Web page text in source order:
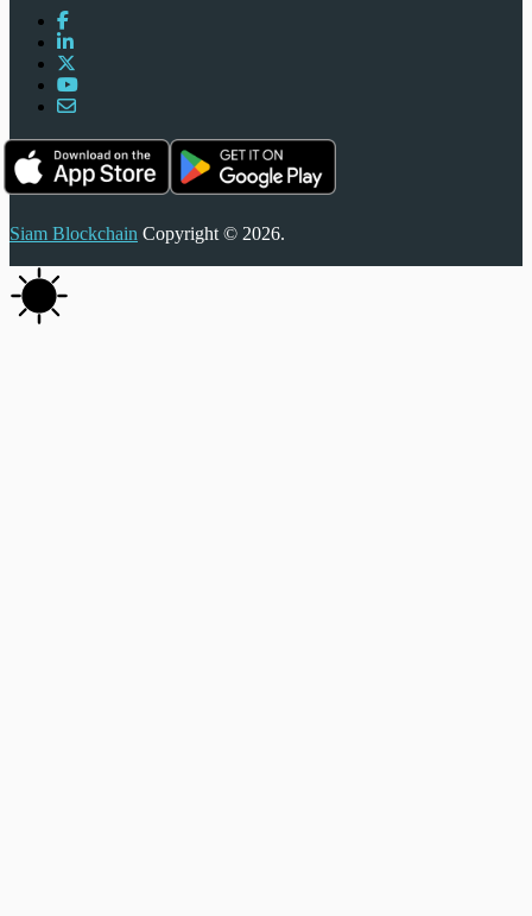
Siam Blockchain Copyright © 2026.